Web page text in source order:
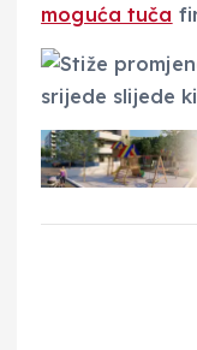
moguća tuča